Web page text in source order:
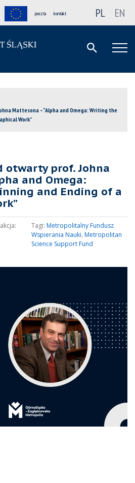
poczta kontakt PL EN
Mattesona – “Alpha and Omega: Writing the
Work”
otwarty prof. Johna
and Omega:
and Ending of a
Tagi: Metropolitalny Fundusz
Wspierania Nauki, Metropolitan
Science Support Fund